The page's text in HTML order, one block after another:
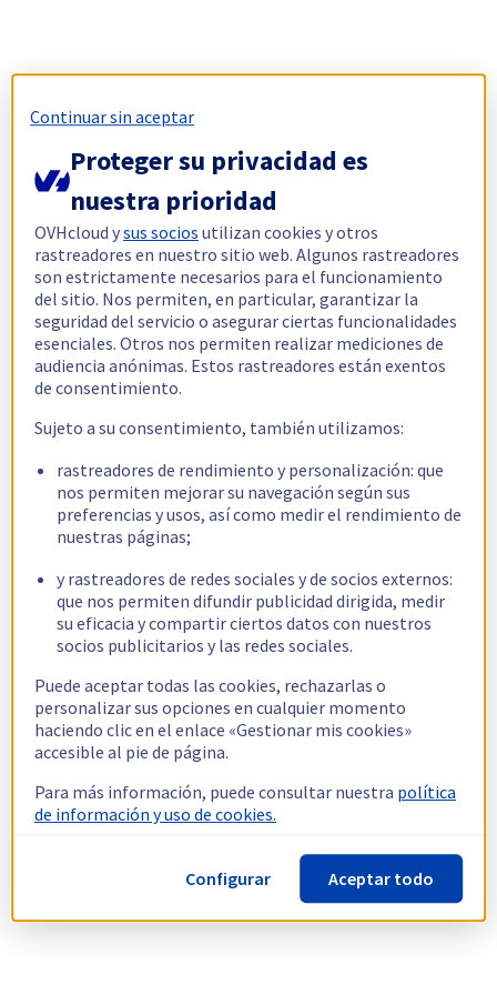
Continuar sin aceptar
Proteger su privacidad es
nuestra prioridad
OVHcloud ysus socios utilizan cookies y otros
rastreadores en nuestro sitio web. Algunos rastreadores
son estrictamente necesarios para el funcionamiento
del sitio. Nos permiten, en particular, garantizar la
seguridad del servicio o asegurar ciertas funcionalidades
esenciales. Otros nos permiten realizar mediciones de
audiencia anónimas. Estos rastreadores están exentos
de consentimiento.
Sujeto a su consentimiento, también utilizamos:
rastreadores de rendimiento y personalización: que
nos permiten mejorar su navegación según sus
preferencias y usos, así como medir el rendimiento de
nuestras páginas;
y rastreadores de redes sociales y de socios externos:
que nos permiten difundir publicidad dirigida, medir
su eficacia y compartir ciertos datos con nuestros
socios publicitarios y las redes sociales.
Puede aceptar todas las cookies, rechazarlas o
personalizar sus opciones en cualquier momento
haciendo clic en el enlace «Gestionar mis cookies»
accesible al pie de página.
Para más información, puede consultar nuestra política
de información y uso de cookies.
Configurar Aceptar todo